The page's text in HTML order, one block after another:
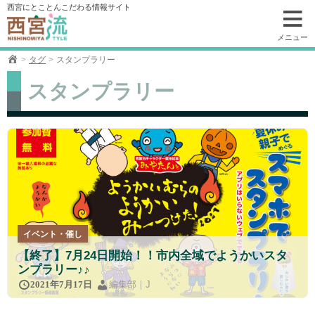
コ
ン
テ
ン
ツ
動
西宮にとことんこだわる情報サイト
メニュー
タグ スタンプラリー
スタンプラリー
イベント・催し
【終了】7月24日開始！！市内全域でようかいスタ
ンプラリー♪♪
2021年7月17日 編集部｜J